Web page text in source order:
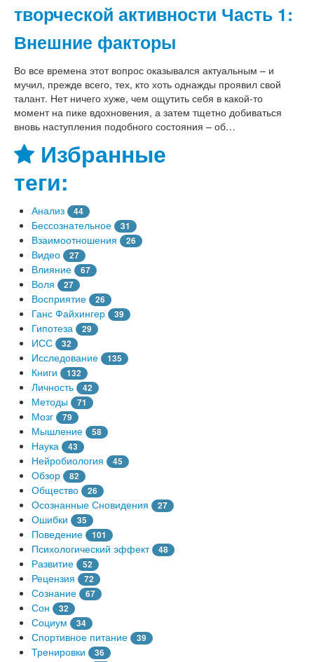
творческой активности Часть 1:
Внешние факторы
Во все времена этот вопрос оказывался актуальным – и
мучил, прежде всего, тех, кто хоть однажды проявил свой
талант. Нет ничего хуже, чем ощутить себя в какой-то
момент на пике вдохновения, а затем тщетно добиваться
вновь наступления подобного состояния – об…
Избранные
теги:
Анализ 44
Бессознательное 31
Взаимоотношения 26
Видео 27
Влияние 67
Воля 27
Восприятие 26
Ганс Файхингер 39
Гипотеза 29
ИСС 32
Исследование 135
Книги 132
Личность 42
Методы 71
Мозг 79
Мышление 58
Наука 43
Нейробиология 45
Обзор 82
Общество 26
Осознанные Сновидения 27
Ошибки 35
Поведение 101
Психологический эффект 48
Развитие 52
Рецензия 72
Сознание 67
Сон 32
Социум 34
Спортивное питание 39
Тренировки 36